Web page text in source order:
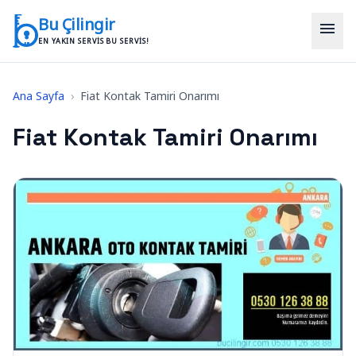
Bu Çilingir
EN YAKIN SERVIS BU SERVIS!
menu
Ana Sayfa › Fiat Kontak Tamiri Onarımı
Fiat Kontak Tamiri Onarımı